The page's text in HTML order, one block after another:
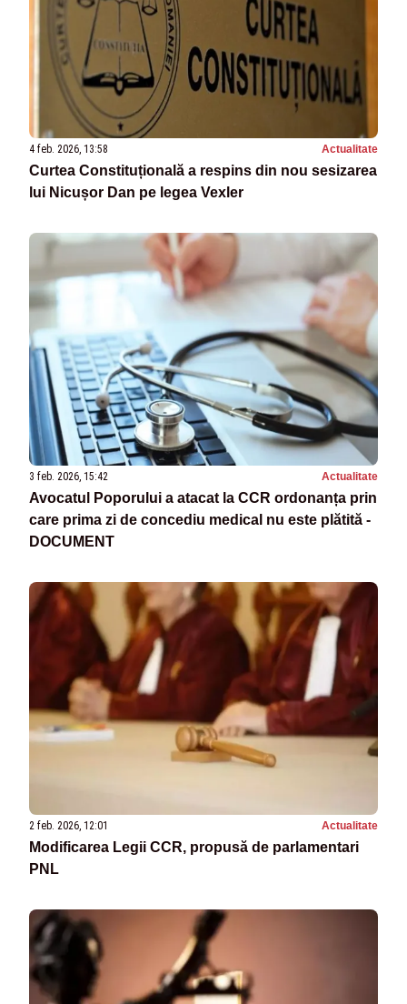
4 feb. 2026, 13:58 Actualitate
Curtea Constituțională a respins din nou sesizarea
lui Nicușor Dan pe legea Vexler
3 feb. 2026, 15:42 Actualitate
Avocatul Poporului a atacat la CCR ordonanța prin
care prima zi de concediu medical nu este plătită -
DOCUMENT
2 feb. 2026, 12:01 Actualitate
Modificarea Legii CCR, propusă de parlamentari
PNL